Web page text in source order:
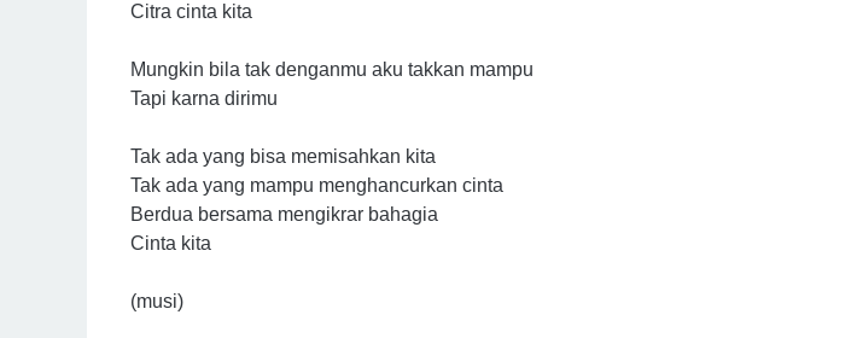
Citra cinta kita
Mungkin bila tak denganmu aku takkan mampu
Tapi karna dirimu
Tak ada yang bisa memisahkan kita
Tak ada yang mampu menghancurkan cinta
Berdua bersama mengikrar bahagia
Cinta kita
(musi)